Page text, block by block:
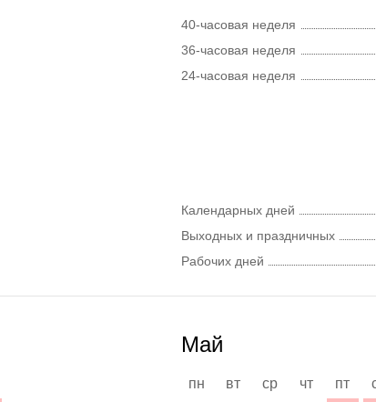
40-часовая неделя
36-часовая неделя
24-часовая неделя
Календарных дней
Выходных и праздничных
Рабочих дней
Май
пн вт ср чт пт